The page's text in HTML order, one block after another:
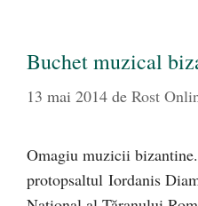
Buchet muzical
13 mai 2014 de Rost
Omagiu muzicii
protopsaltul Iordanis